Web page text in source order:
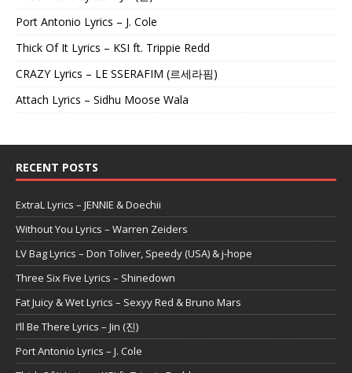
Port Antonio Lyrics – J. Cole
Thick Of It Lyrics – KSI ft. Trippie Redd
CRAZY Lyrics – LE SSERAFIM (르세라핌)
Attach Lyrics – Sidhu Moose Wala
RECENT POSTS
ExtraL Lyrics – JENNIE & Doechii
Without You Lyrics – Warren Zeiders
LV Bag Lyrics – Don Toliver, Speedy (USA) & j-hope
Three Six Five Lyrics – Shinedown
Fat Juicy & Wet Lyrics – Sexyy Red & Bruno Mars
I’ll Be There Lyrics – Jin (진)
Port Antonio Lyrics – J. Cole